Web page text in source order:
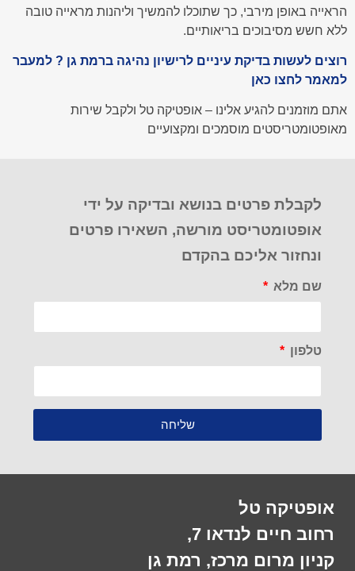
הראייה באופן מירבי, כך שתוכלו להמשיך וליהנות מראייה טובה
ללא חשש מסיבוכים בריאותיים.
רוצים לעשות בדיקת עיניים לרישיון נהיגה ברמת גן ? למעבר
למאמר לחצו כאן
אתם מוזמנים להגיע אלינו – אופטיקה טל ולקבל שירות
מאופטומטריסטים מוסמכים ומקצועיים
לקבלת פרטים בנושא ובדיקה על ידי
אופטומטריסט מורשה, השאירו פרטים
ונחזור אליכם בהקדם
שם מלא
טלפון
שליחה
אופטיקה טל
רחוב חיים לנדאו 7,
קניון מרום מרכז, רמת גן